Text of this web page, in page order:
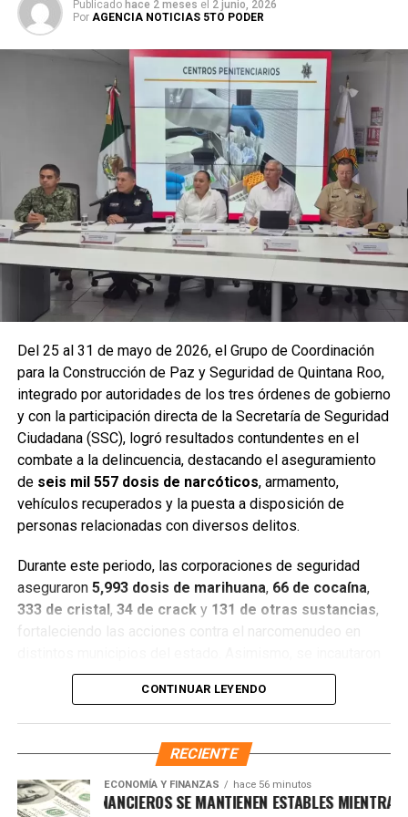
La coordinación tecnológica del C5 y el despliegue
operativo en campo permitieron la recuperación de105
relacionados con reportes de robo o probables
hechos delictivos. Además, se realizaron
24 mil 622
revisiones preventivasa personas y unidades
vehiculares, reforzando la vigilancia en zonas estratégicas
y puntos de alta movilidad.
Entre las acciones destacadas se encuentran detenciones
relevantes en
Benito Juárez, Lázaro Cárdenas y Tulum
donde autoridades federales y estatales aseguraron
narcóticos, vehículos y cumplimentaron órdenes de
aprehensión contra personas presuntamente vinculadas
con delitos de alto impacto.
constantes, fortalecer la coordinación interinstitucional y
garantizar condiciones de seguridad, paz y bienestar para
Publicado hace 2 meses el 2 junio, 2026
Por AGENCIA NOTICIAS 5TO PODER
Del 25 al 31 de mayo de 2026, el Grupo de Coordinación
para la Construcción de Paz y Seguridad de Quintana Roo,
integrado por autoridades de los tres órdenes de gobierno
y con la participación directa de la Secretaría de Seguridad
Ciudadana (SSC), logró resultados contundentes en el
combate a la delincuencia, destacando el aseguramiento
de seis mil 557 dosis de narcóticos, armamento,
vehículos recuperados y la puesta a disposición de
personas relacionadas con diversos delitos.
Durante este periodo, las corporaciones de seguridad
aseguraron 5,993 dosis de marihuana, 66 de cocaína,
333 de cristal, 34 de crack y 131 de otras sustancias,
fortaleciendo las acciones contra el narcomenudeo en
seis armas cortas, una réplica,cuatro armas blancas
130 cartuchos, lo que representa un
Gracias a la coordinación tecnológica del C5 y al trabajo
operativo en campo, se recuperaron68 vehículos
automóviles y motocicletas. De estos,25 unidadesestán
CONTINUAR LEYENDO
RECIENTE
ECONOMÍA Y FINANZAS hace 56 minutos
FINANCIEROS SE MANTIENEN ESTABLES MIENTRAS